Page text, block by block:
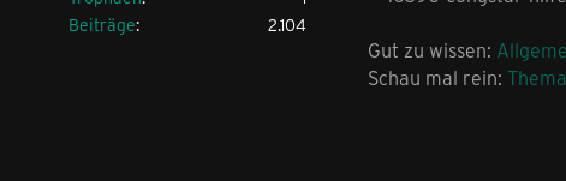
Beiträge
2.104
Gut zu wissen:
Schau mal rein: